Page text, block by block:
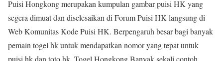
Puisi Hongkong merupakan kumpulan gambar puisi HK yang
segera dimuat dan diselesaikan di Forum Puisi HK langsung di
Web Komunitas Kode Puisi HK. Berpengaruh besar bagi banyak
pemain togel hk untuk mendapatkan nomor yang tepat untuk
puisi hk dan toto hk. Togel Hongkong Banyak sekali contoh